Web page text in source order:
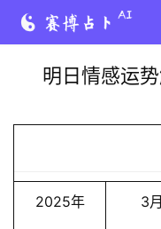
明日情感运
2025年 3月